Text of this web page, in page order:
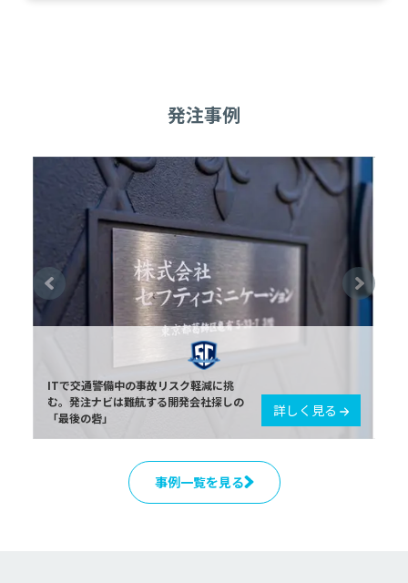
発注事例
ITで交通警備中の事故リスク軽減に挑
む。発注ナビは難航する開発会社探しの
「最後の砦」
詳しく見る
事例一覧を見る